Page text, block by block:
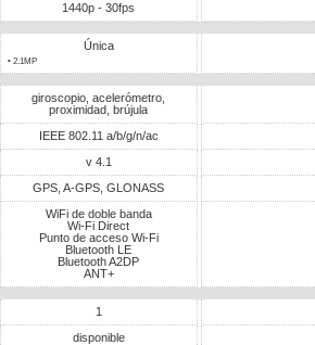
1440p - 30fps
Única
• 2.1MP
giroscopio, acelerómetro,
proximidad, brújula
IEEE 802.11 a/b/g/n/ac
v 4.1
GPS, A-GPS, GLONASS
WiFi de doble banda
Wi-Fi Direct
Punto de acceso Wi-Fi
Bluetooth LE
Bluetooth A2DP
ANT+
1
disponible